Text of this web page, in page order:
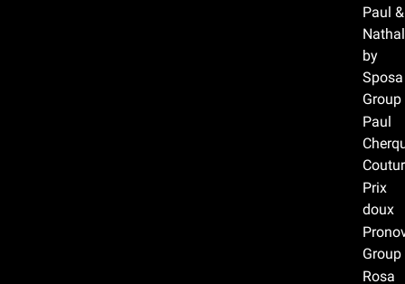
Paul &
by
Sposa
Group
Paul
Prix
doux
Group
Rosa